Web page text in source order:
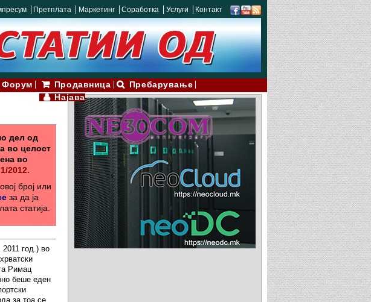
Претплата Маркетинг Соработка Услуги Контакт
Форум Продавница
Пребарување
Најава
дел од
во целост
во
2012.
број или
за да ја
статија.
год.) во
Римац
беше еден
за тоа се